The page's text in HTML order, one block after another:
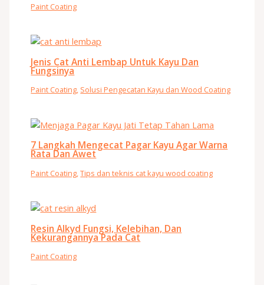
Paint Coating
Jenis Cat Anti Lembap Untuk Kayu Dan
Fungsinya
Paint Coating, Solusi Pengecatan Kayu dan Wood Coating
7 Langkah Mengecat Pagar Kayu Agar Warna
Rata Dan Awet
Paint Coating,Tips dan teknis cat kayu wood coating
Resin Alkyd Fungsi, Kelebihan, Dan
Kekurangannya Pada Cat
Paint Coating